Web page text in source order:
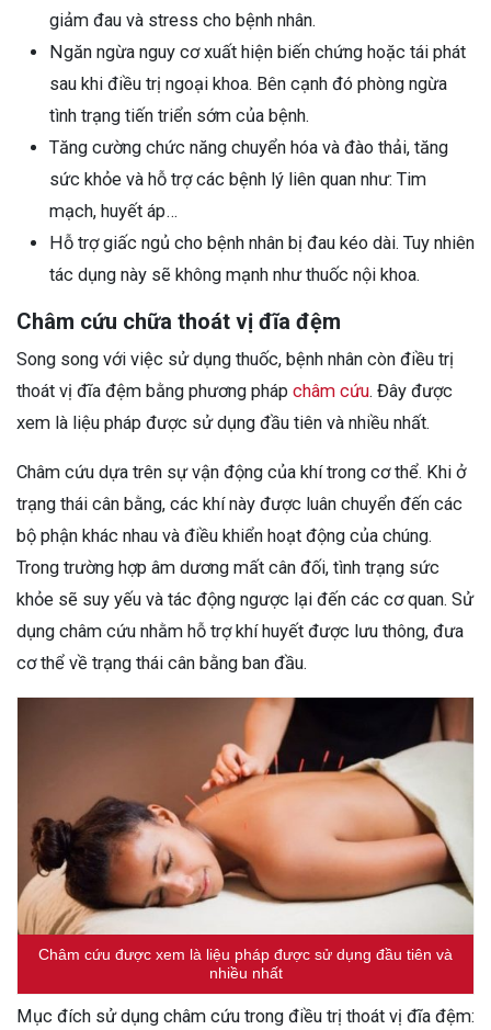
giảm đau và stress cho bệnh nhân.
Ngăn ngừa nguy cơ xuất hiện biến chứng hoặc tái phát
sau khi điều trị ngoại khoa. Bên cạnh đó phòng ngừa
tình trạng tiến triển sớm của bệnh.
Tăng cường chức năng chuyển hóa và đào thải, tăng
sức khỏe và hỗ trợ các bệnh lý liên quan như: Tim
mạch, huyết áp…
Hỗ trợ giấc ngủ cho bệnh nhân bị đau kéo dài. Tuy nhiên
tác dụng này sẽ không mạnh như thuốc nội khoa.
Châm cứu chữa thoát vị đĩa đệm
Song song với việc sử dụng thuốc, bệnh nhân còn điều trị
thoát vị đĩa đệm bằng phương pháp châm cứu. Đây được
xem là liệu pháp được sử dụng đầu tiên và nhiều nhất.
Châm cứu dựa trên sự vận động của khí trong cơ thể. Khi ở
trạng thái cân bằng, các khí này được luân chuyển đến các
bộ phận khác nhau và điều khiển hoạt động của chúng.
Trong trường hợp âm dương mất cân đối, tình trạng sức
khỏe sẽ suy yếu và tác động ngược lại đến các cơ quan. Sử
dụng châm cứu nhằm hỗ trợ khí huyết được lưu thông, đưa
cơ thể về trạng thái cân bằng ban đầu.
Châm cứu được xem là liệu pháp được sử dụng đầu tiên và
nhiều nhất
Mục đích sử dụng châm cứu trong điều trị thoát vị đĩa đệm: